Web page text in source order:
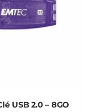
USB 2.0 – 8GO